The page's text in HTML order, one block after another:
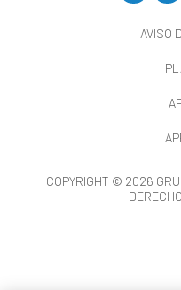
AVISO
COPYRIGHT © 2026